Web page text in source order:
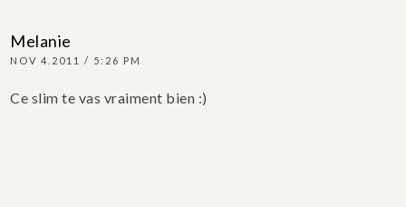
Melanie
NOV 4.2011 / 5:26 PM
Ce slim te vas vraiment bien :)